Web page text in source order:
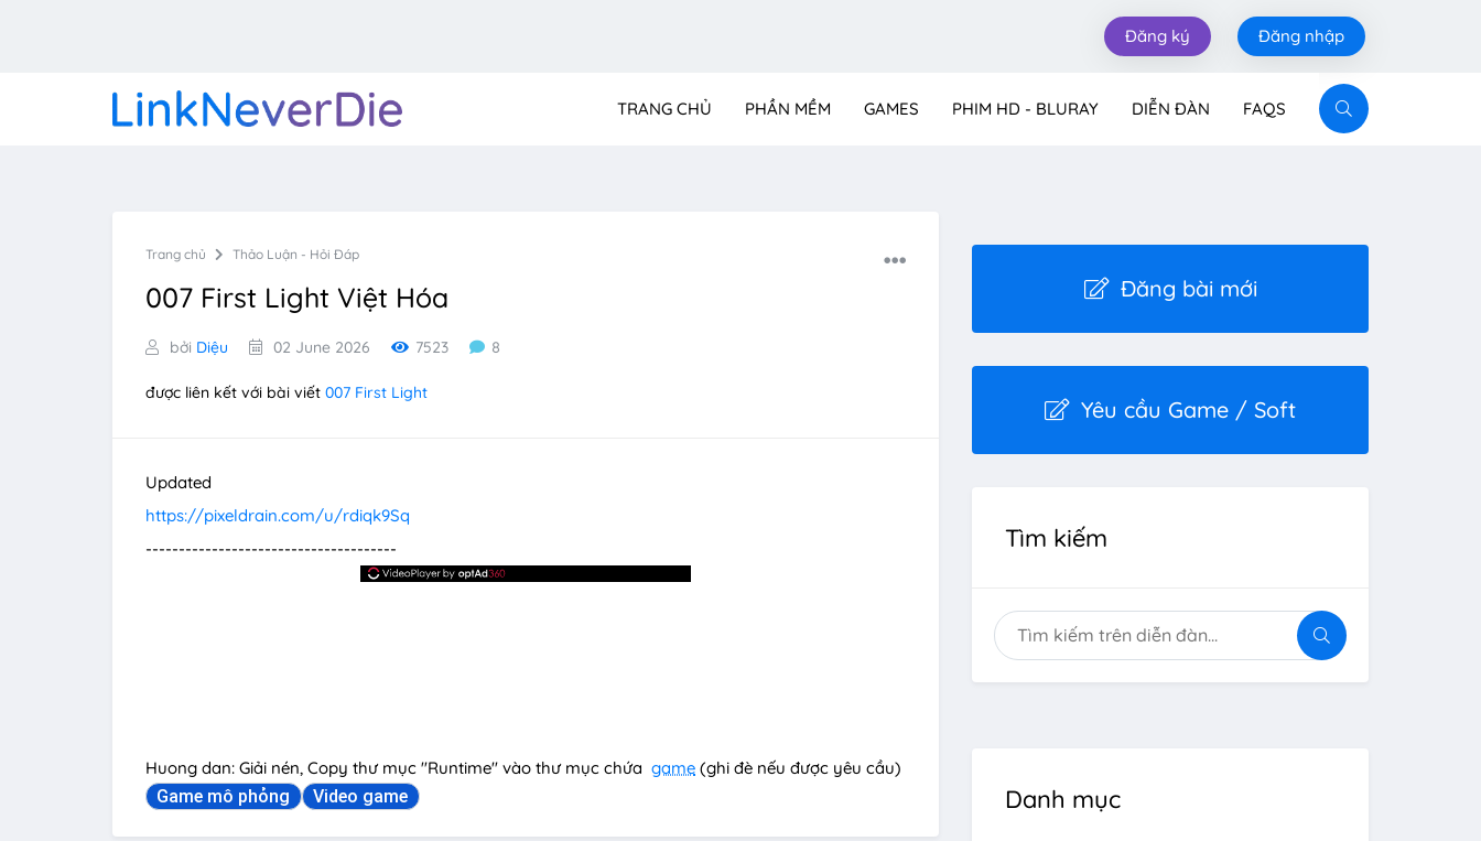
Đăng ký Đăng nhập
TRANG CHỦ PHẦN MỀM GAMES PHIM HD - BLURAY DIỄN ĐÀN FAQS
Trang chủ Thảo Luận - Hỏi Đáp
007 First Light Việt Hóa
bởi Diệu 02 June 2026 7523 8
được liên kết với bài viết 007 First Light
Updated
https://pixeldrain.com/u/rdiqk9Sq
--------------------------------------
Huong dan: Giải nén, Copy thư mục "Runtime" vào thư mục chứa game (ghi đè nếu được yêu cầu)
Game mô phỏng
Video game
Đăng bài mới
Yêu cầu Game / Soft
Tìm kiếm
Danh mục